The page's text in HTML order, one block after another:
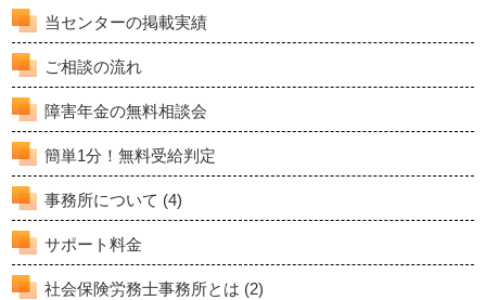
当センターの掲載実績
ご相談の流れ
障害年金の無料相談会
簡単1分！無料受給判定
事務所について (4)
サポート料金
社会保険労務士事務所とは (2)